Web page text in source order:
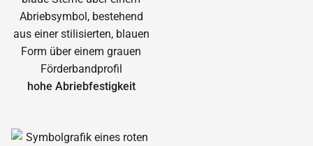
hohe Abrieb­festigkeit